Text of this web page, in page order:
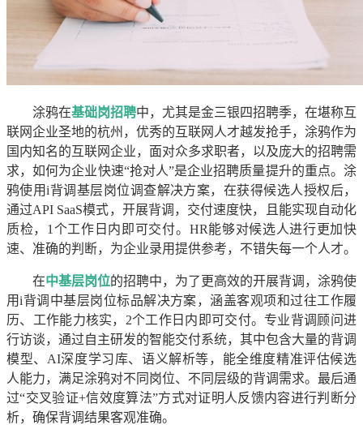
涂鸦在基础岗招聘中，尤其是金三银四招聘季，在堪称互
联网企业圣地的杭州，优秀的互联网人才越发抢手，涂鸦作为
国内知名的互联网企业，面对众多求职者，以及庞大的招聘需
求，如何为企业快速“抢对人”是企业招聘质量提升的重点。涂
鸦使用i背调基层岗位调查解决方案，在获得候选人授权后，
通过API SaaS模式，开展背调，交付速度快，且能实现自动化
质检，1个工作日内即可交付。HR能够对候选人进行更加快
速、准确的判断，为企业录用提供参考，不错失每一个人才。
在中基层岗位的招聘中，为了更高效的开展背调，涂鸦使
用i背调中基层岗位标品解决方案，涵盖客观项和过往工作履
历、工作能力核实，2个工作日内即可交付。专业背调顾问进
行访谈，通过自主研发的智能交付系统，其中包含大量的背调
模型、AI深度学习库、语义解析等，能全维度精准评估候选
人能力，满足涂鸦对不同岗位、不同层级的背调需求。最后通
过“交叉验证+信效度算法”方式对证明人反馈内容进行判断分
析，确保背调结果客观准确。